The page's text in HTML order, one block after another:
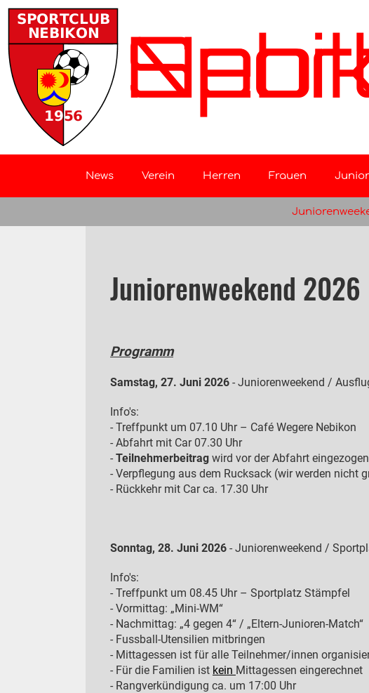
Sportclub
News Verein Herren Frauen
Juniorenweekend 2026
Programm
Samstag, 27. Juni 2026 - Juniorenweekend /
Info's:
- Treffpunkt um 07.10 Uhr – Café Wegere Nebikon
- Abfahrt mit Car 07.30 Uhr
- Teilnehmerbeitrag wird vor der Abfahrt eingezogen
- Verpflegung aus dem Rucksack (wir werden nicht
- Rückkehr mit Car ca. 17.30 Uhr
Sonntag, 28. Juni 2026 - Juniorenweekend /
Info's:
- Treffpunkt um 08.45 Uhr – Sportplatz Stämpfel
- Vormittag: „Mini-WM“
- Nachmittag: „4 gegen 4“ / „Eltern-Junioren-Match“
- Fussball-Utensilien mitbringen
- Mittagessen ist für alle Teilnehmer/innen
- Für die Familien ist kein Mittagessen eingerechnet
- Rangverkündigung ca. um 17:00 Uhr